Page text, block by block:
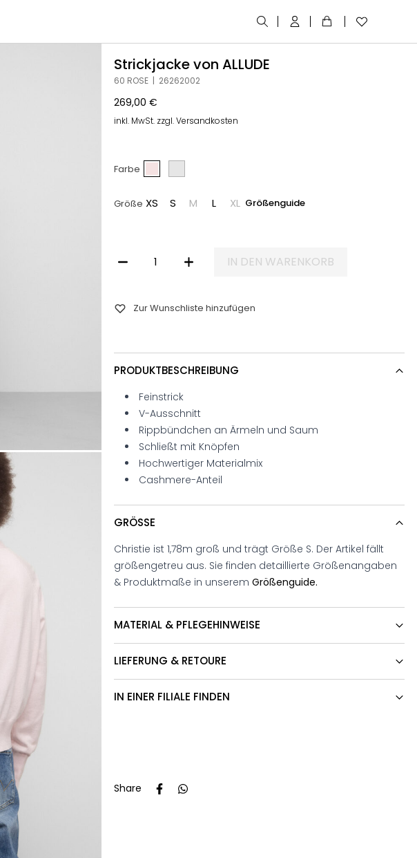
Strickjacke von ALLUDE
60 ROSE | 26262002
269,00€
inkl. MwSt. zzgl. Versandkosten
Farbe
Größe XS S M L XL Größenguide
STRICKJACKE VON ALLUDE MENGEIN DEN WARENKORB
Zur Wunschliste hinzufügen
PRODUKTBESCHREIBUNG
Feinstrick
V-Ausschnitt
Rippbündchen an Ärmeln und Saum
Schließt mit Knöpfen
Hochwertiger Materialmix
Cashmere-Anteil
GRÖSSE
Christie ist 1,78m groß und trägt Größe S. Der Artikel fällt
größengetreu aus. Sie finden detaillierte Größenangaben
& Produktmaße in unseremGrößenguide.
MATERIAL & PFLEGEHINWEISE
LIEFERUNG & RETOURE
IN EINER FILIALE FINDEN
Share